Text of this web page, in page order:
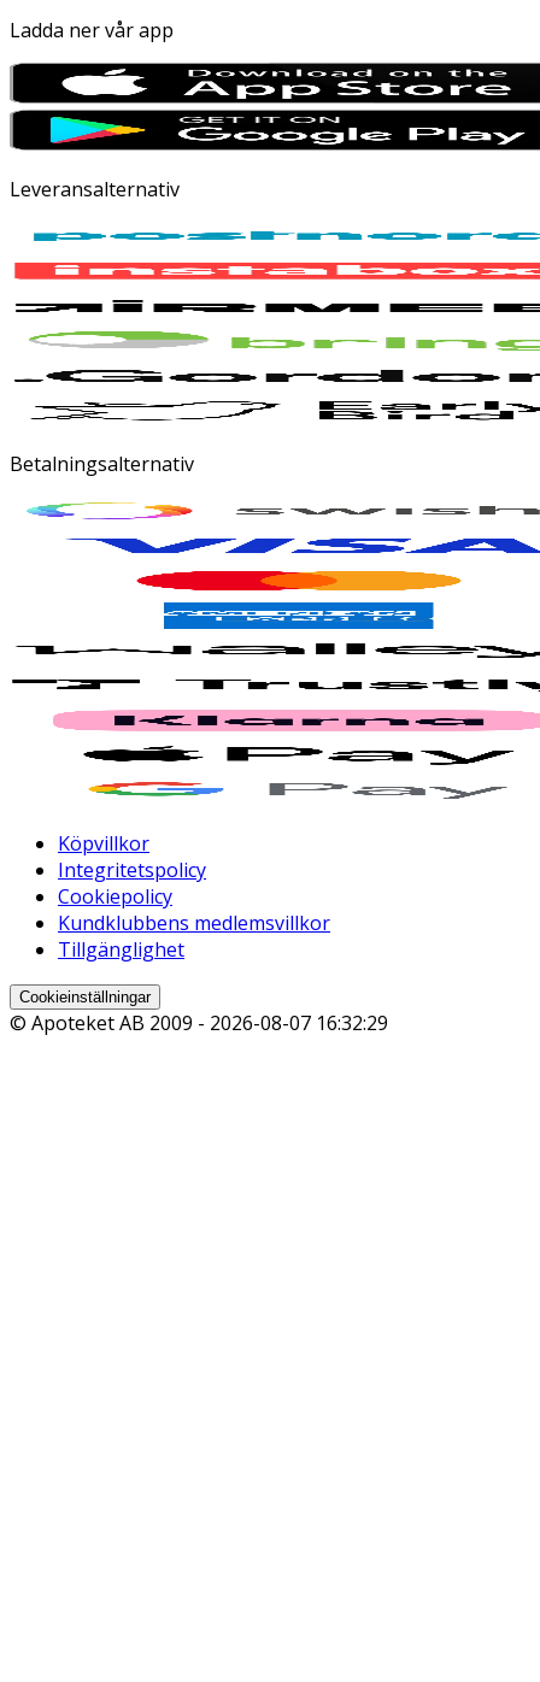
Ladda ner vår app
Leveransalternativ
Betalningsalternativ
Köpvillkor
Integritetspolicy
Cookiepolicy
Kundklubbens medlemsvillkor
Tillgänglighet
Cookieinställningar
© Apoteket AB 2009 - 2026-08-07 16:32:29